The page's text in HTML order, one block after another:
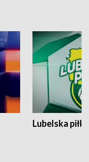
Lubelska piłka